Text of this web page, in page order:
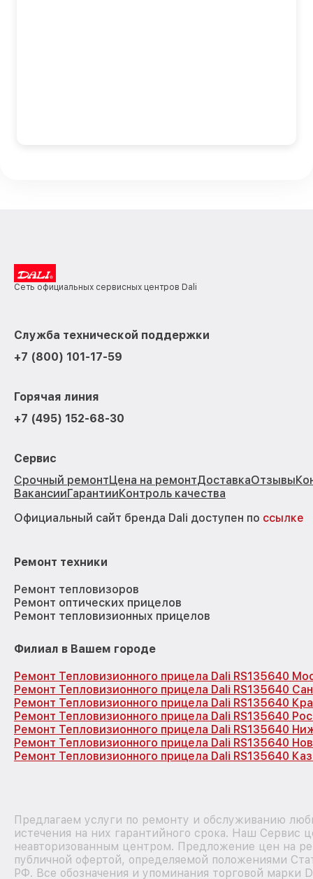
Сеть официальных сервисных центров Dali
Служба технической поддержки
+7 (800) 101-17-59
Горячая линия
+7 (495) 152-68-30
Сервис
Срочный ремонтЦена на ремонтДоставкаОтзывы
ВакансииГарантииКонтроль качества
Официальный сайт бренда Dali доступен по ссылке
Ремонт техники
Ремонт тепловизоров
Ремонт оптических прицелов
Ремонт тепловизионных прицелов
Филиал в Вашем городе
Ремонт Тепловизионного прицела Dali RS135640
Ремонт Тепловизионного прицела Dali RS135640
Ремонт Тепловизионного прицела Dali RS135640
Ремонт Тепловизионного прицела Dali RS135640
Ремонт Тепловизионного прицела Dali RS135640
Ремонт Тепловизионного прицела Dali RS135640
Ремонт Тепловизионного прицела Dali RS135640
Предлагаем услуги по ремонту и обслуживанию
истечения на них гарантийного срока. Наш Сервис
неавторизованным центром. Предложение цен на
публичной офертой, определяемой положениями
РФ. Все обозначения и упоминания торговой марки